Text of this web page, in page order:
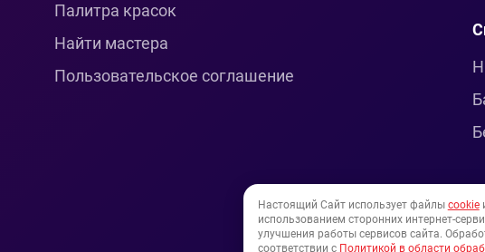
Палитра красок
Найти мастера
Пользовательское соглашение
Настоящий Сайт использует файлы cookie
использованием сторонних интернет-
улучшения работы сервисов сайта.
соответствии с Политикой в области